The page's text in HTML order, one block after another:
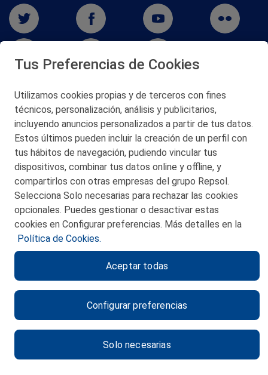
San Martín 5-Edificio Muñatones,
48550 Muskiz (Bizkaia)
Telf. 946 357 000
© 2026 Petronor S.A.
CONTACTO
POLITICA DE PRIVACIDAD
AVISO LEGAL
POLITICA DE COOKIES
Tus Preferencias de Cookies
Utilizamos cookies propias y de terceros con fines
técnicos, personalización, análisis y publicitarios,
incluyendo anuncios personalizados a partir de tus datos.
Estos últimos pueden incluir la creación de un perfil con
tus hábitos de navegación, pudiendo vincular tus
dispositivos, combinar tus datos online y offline, y
compartirlos con otras empresas del grupo Repsol.
Selecciona Solo necesarias para rechazar las cookies
opcionales. Puedes gestionar o desactivar estas
cookies en Configurar preferencias. Más detalles en la
Política de Cookies.
Configurar preferencias
Solo necesarias
Aceptar todas